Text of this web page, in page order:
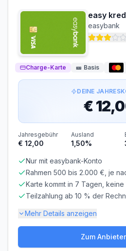
BONITÄTSPRÜFUNG
Nicht erforderlich
Abrechnung & Zahlung
Automatischer Einzug
Der Rechnungsbetrag wird
jeder Transaktion
easy
easybank
Charge-Karte 🎫 Basis
DEINE
€
Jahresgebühr
€ 12,00
Ausland
1,50%
Nur mit easybank-Konto
Rahmen 500 bis 2.000 €, je
Karte kommt in 7 Tagen,
Teilzahlung ab 10 % der
Mehr Details anzeigen
Zum Anbieter